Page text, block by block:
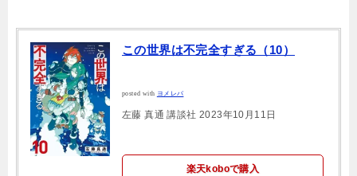
この世界は不完全すぎる（10）
posted with ヨメレバ
左藤 真通 講談社 2023年10月11日
楽天koboで購入